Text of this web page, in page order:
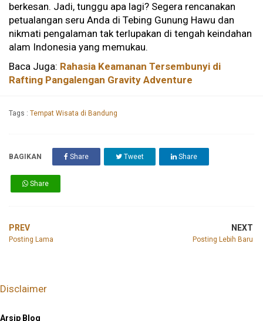
berkesan. Jadi, tunggu apa lagi? Segera rencanakan
petualangan seru Anda di Tebing Gunung Hawu dan
nikmati pengalaman tak terlupakan di tengah keindahan
alam Indonesia yang memukau.
Baca Juga: Rahasia Keamanan Tersembunyi di
Rafting Pangalengan Gravity Adventure
Tags : Tempat Wisata di Bandung
BAGIKAN Share Tweet Share
Share
PREV
Posting Lama
NEXT
Posting Lebih Baru
Disclaimer
Arsip Blog